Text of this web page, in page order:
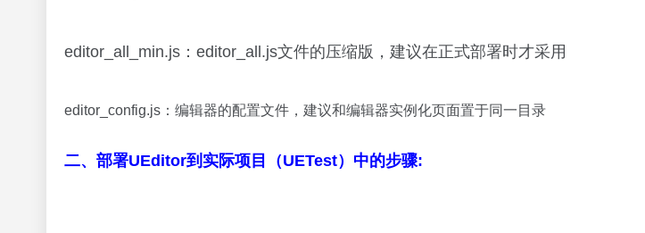
editor_all_min.js：editor_all.js文件的压缩版，建议在正式部署时才采用
editor_config.js：编辑器的配置文件，建议和编辑器实例化页面置于同一目录
二、部署UEditor到实际项目（UETest）中的步骤: